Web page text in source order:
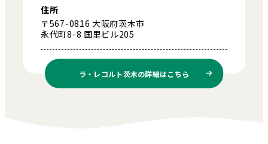
住所
〒567-0816 大阪府茨木市
永代町8-8 国里ビル205
ラ・レコルト茨木の詳細はこちら